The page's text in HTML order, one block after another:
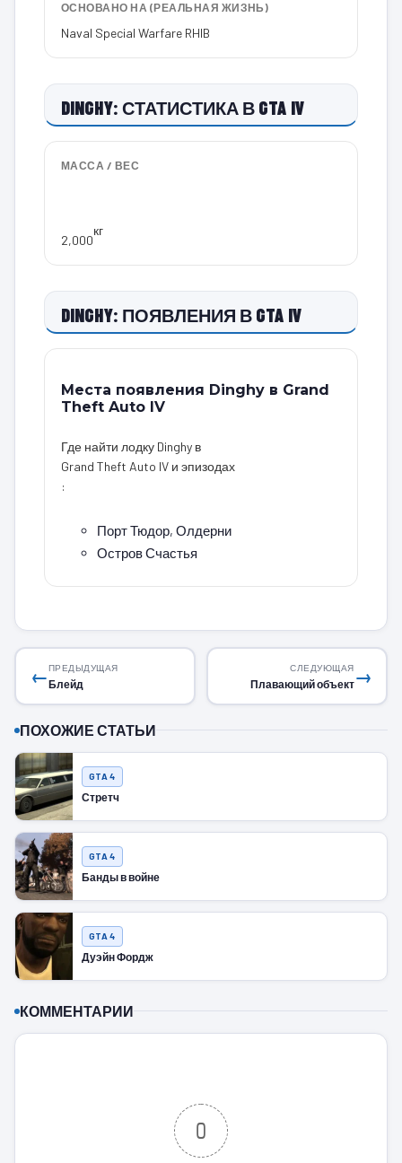
ОСНОВАНО НА (РЕАЛЬНАЯ ЖИЗНЬ)
Naval Special Warfare RHIB
DINGHY: СТАТИСТИКА В GTA IV
МАССА / ВЕС
2,000
кг
DINGHY: ПОЯВЛЕНИЯ В GTA IV
Места появления Dinghy в Grand
Theft Auto IV
Где найти лодку Dinghy в
Grand Theft Auto IV и эпизодах
:
Порт Тюдор, Олдерни
Остров Счастья
←ПРЕДЫДУЩАЯ
Блейд →
СЛЕДУЮЩАЯ
Плавающий объект
ПОХОЖИЕ СТАТЬИ
GTA 4
Стретч
GTA 4
Банды в войне
GTA 4
Дуэйн Фордж
КОММЕНТАРИИ
0